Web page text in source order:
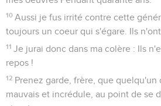
10 Aussi je fus irrité contre cette
toujours un coeur qui s'égare. Ils
11 Je jurai donc dans ma colère : Ils
repos !
12 Prenez garde, frère, que quelqu'un
mauvais et incrédule, au point de se